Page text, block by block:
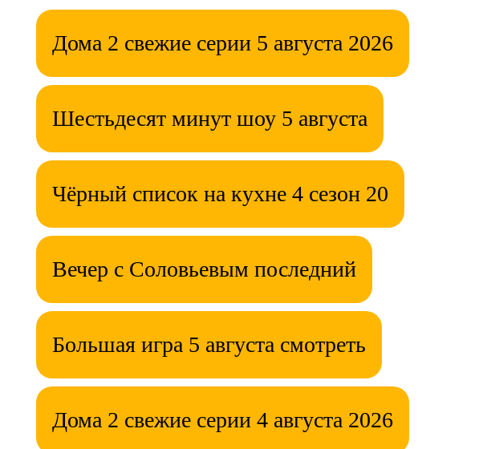
Дома 2 свежие серии 5 августа 2026
Шестьдесят минут шоу 5 августа
Чёрный список на кухне 4 сезон 20
Вечер с Соловьевым последний
Большая игра 5 августа смотреть
Дома 2 свежие серии 4 августа 2026